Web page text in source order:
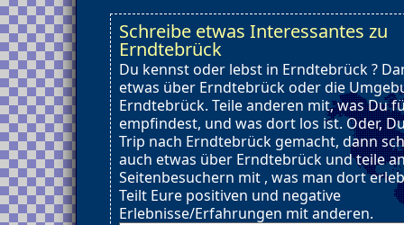
Schreibe etwas Interessantes zu
Erndtebrück
Du kennst oder lebst in Erndtebrück ?
etwas über Erndtebrück oder die
Erndtebrück. Teile anderen mit, was Du
empfindest, und was dort los ist. Oder,
Trip nach Erndtebrück gemacht, dann
auch etwas über Erndtebrück und teile
Seitenbesuchern mit , was man dort
Teilt Eure positiven und negative
Erlebnisse/Erfahrungen mit anderen.